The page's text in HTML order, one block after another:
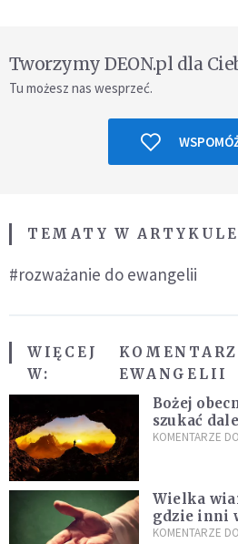
Tworzymy DEON.pl dla
Tu możesz nas wesprzeć.
TEMATY W ARTYKULE
#rozważanie do ewangelii
WIĘCEJ
W:
EWANGELII
Bożej
szukać
nauczyć się
KOMENTARZE
Wielka
gdzie inni
przeszkody
KOMENTARZE